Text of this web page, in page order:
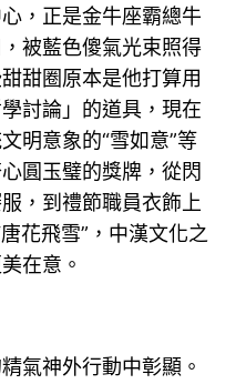
，正是金牛座霸總牛
被藍色傻氣光束照得
甜圈原本是他打算用
討論」的道具，現在
明意象的“雪如意”等
圓玉璧的獎牌，從閃
，到禮節職員衣飾上
花飛雪”，中漢文化之
在意。
氣神外行動中彰顯。